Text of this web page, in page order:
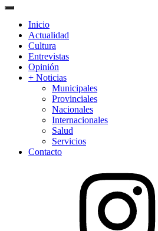
Primary
Inicio
Actualidad
Cultura
Entrevistas
Opinión
+ Noticias
Municipales
Provinciales
Nacionales
Internacionales
Salud
Servicios
Contacto